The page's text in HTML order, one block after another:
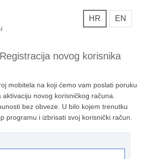
HR EN
novog korisnika
mobitela na koji ćemo vam poslati poruku
novog korisničkog računa.
bez obveze. U bilo kojem trenutku
programu i izbrisati svoj korisnički račun.